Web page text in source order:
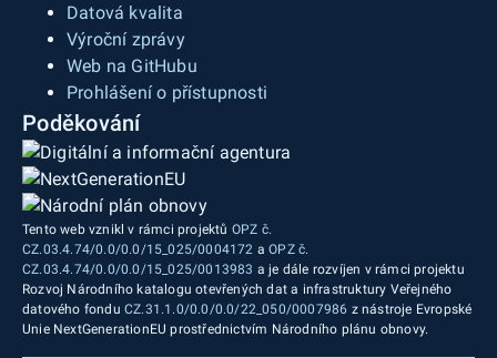
Datová kvalita
Výroční zprávy
Web na GitHubu
Prohlášení o přístupnosti
Poděkování
Tento web vznikl v rámci projektů OPZ č.
CZ.03.4.74/0.0/0.0/15_025/0004172 aOPZ č.
CZ.03.4.74/0.0/0.0/15_025/0013983 a je dále rozvíjen v rámci projektu
Rozvoj Národního katalogu otevřených dat a infrastruktury Veřejného
datového fondu CZ.31.1.0/0.0/0.0/22_050/0007986 z nástroje Evropské
Unie NextGenerationEU prostřednictvím Národního plánu obnovy.